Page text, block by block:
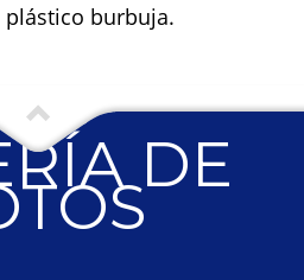
burbuja.
DE